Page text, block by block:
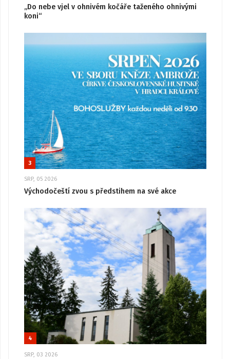
„Do nebe vjel v ohnivém kočáře taženého ohnivými
koni“
3
SRP, 05 2026
Východočeští zvou s předstihem na své akce
4
SRP, 03 2026